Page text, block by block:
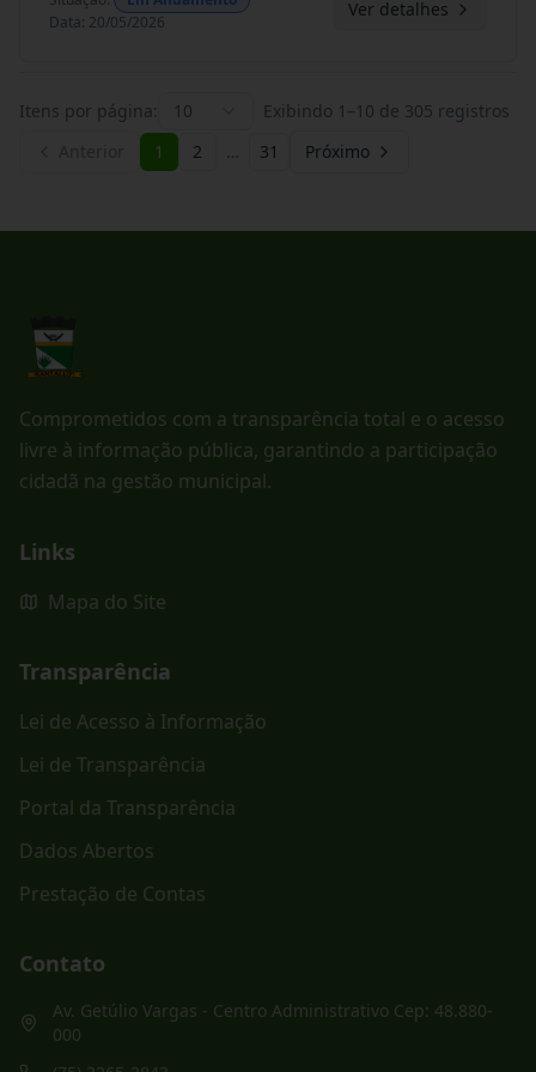
Data: 20/05/2026
Ver detalhes
Itens por página: 10 Exibindo 1 –10 de 305 registros
1 2 … 31 Próximo
Comprometidos com a transparência total e o acesso
livre à informação pública, garantindo a participação
cidadã na gestão municipal.
Links
Mapa do Site
Transparência
Lei de Acesso à Informação
Lei de Transparência
Portal da Transparência
Dados Abertos
Prestação de Contas
Contato
Av. Getúlio Vargas - Centro Administrativo Cep: 48.880-
000